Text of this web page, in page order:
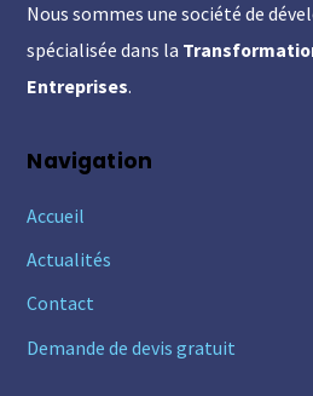
Top
Nous sommes une société de
spécialisée dans la
Entreprises.
Navigation
Accueil
Actualités
Contact
Demande de devis gratuit